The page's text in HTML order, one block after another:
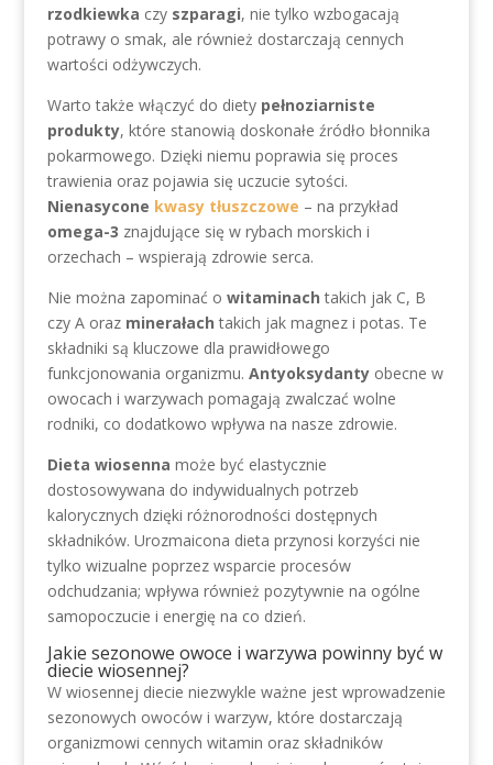
rzodkiewka czy szparagi, nie tylko wzbogacają
potrawy o smak, ale również dostarczają cennych
wartości odżywczych.
Warto także włączyć do diety pełnoziarniste
produkty, które stanowią doskonałe źródło błonnika
pokarmowego. Dzięki niemu poprawia się proces
trawienia oraz pojawia się uczucie sytości.
Nienasycone kwasy tłuszczowe – na przykład
omega-3 znajdujące się w rybach morskich i
orzechach – wspierają zdrowie serca.
Nie można zapominać o witaminach takich jak C, B
czy A oraz minerałach takich jak magnez i potas. Te
składniki są kluczowe dla prawidłowego
funkcjonowania organizmu. Antyoksydantyobecne w
owocach i warzywach pomagają zwalczać wolne
rodniki, co dodatkowo wpływa na nasze zdrowie.
Dieta wiosenna może być elastycznie
dostosowywana do indywidualnych potrzeb
kalorycznych dzięki różnorodności dostępnych
składników. Urozmaicona dieta przynosi korzyści nie
tylko wizualne poprzez wsparcie procesów
odchudzania; wpływa również pozytywnie na ogólne
samopoczucie i energię na co dzień.
Jakie sezonowe owoce i warzywa powinny być w
diecie wiosennej?
W wiosennej diecie niezwykle ważne jest wprowadzenie
sezonowych owoców i warzyw, które dostarczają
organizmowi cennych witamin oraz składników